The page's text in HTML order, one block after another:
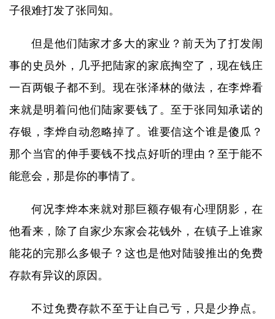
子很难打发了张同知。
但是他们陆家才多大的家业？前天为了打发闹
事的史员外，几乎把陆家的家底掏空了，现在钱庄
一百两银子都不到。现在张泽林的做法，在李烨看
来就是明着问他们陆家要钱了。至于张同知承诺的
存银，李烨自动忽略掉了。谁要信这个谁是傻瓜？
那个当官的伸手要钱不找点好听的理由？至于能不
能意会，那是你的事情了。
何况李烨本来就对那巨额存银有心理阴影，在
他看来，除了自家少东家会花钱外，在镇子上谁家
能花的完那么多银子？这也是他对陆骏推出的免费
存款有异议的原因。
不过免费存款不至于让自己亏，只是少挣点。